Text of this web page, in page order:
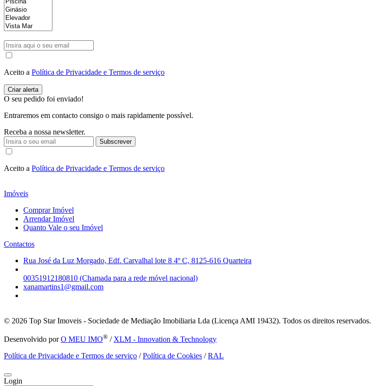
Aceito a Política de Privacidade e Termos de serviço
O seu pedido foi enviado!
Entraremos em contacto consigo o mais rapidamente possível.
Receba a nossa newsletter.
Subscrever
Aceito a Política de Privacidade e Termos de serviço
Imóveis
Comprar Imóvel
Arrendar Imóvel
Quanto Vale o seu Imóvel
Contactos
Rua José da Luz Morgado, Edf. Carvalhal lote 8 4º C, 8125-616 Quarteira
00351912180810 (Chamada para a rede móvel nacional)
xanamartins1@gmail.com
© 2026 Top Star Imoveis - Sociedade de Mediação Imobiliaria Lda (Licença AMI 19432). Todos os direitos reservados.
Desenvolvido porO MEU IMO® / XLM - Innovation & Technology
Política de Privacidade e Termos de serviço /Política de Cookies /RAL
Login